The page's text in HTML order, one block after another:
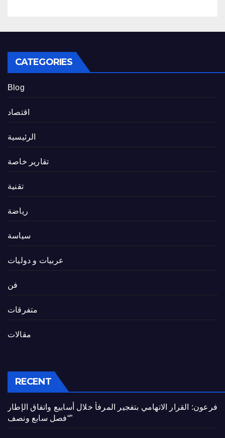
CATEGORIES
Blog
اقتصاد
الرئيسية
تقارير خاصة
تقنية
رياضة
سياسة
عربيات و دوليات
فن
متفرقات
مقالات
RECENT
فرعون: القرار الاتهامي بتفجير المرفأ خلال أسابيع واتفاق الإطار
“فصل سابع ونصف”